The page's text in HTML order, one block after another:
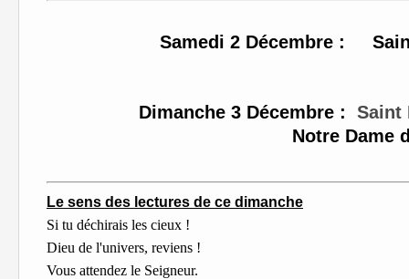
Samedi 2 Décembre :
Dimanche 3 Décembre : Saint
Notre Dame de Bon
Le sens des lectures de ce dimanche
Si tu déchirais les cieux !
Dieu de l'univers, reviens !
Vous attendez le Seigneur.